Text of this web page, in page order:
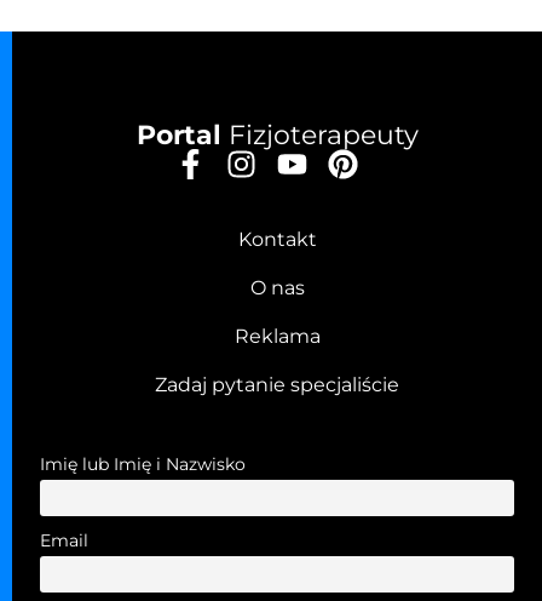
Portal Fizjoterapeuty
Kontakt
O nas
Reklama
Zadaj pytanie specjaliście
Imię lub Imię i Nazwisko
Email